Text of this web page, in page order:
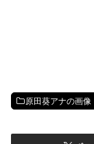
原田葵アナの画像